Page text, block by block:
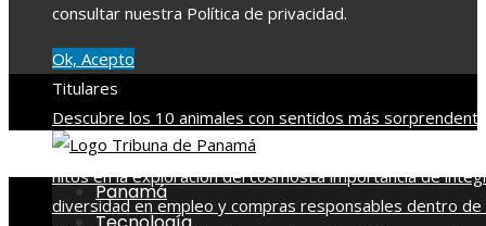
consultar nuestra Política de privacidad.
Ok, Acepto
Titulares
Descubre los 10 animales con sentidos más
agudos del planetaLas 15 misiones espaciales que
hitos en la exploración del cosmosLa importancia de
diversidad en empleo y compras responsables dentro de
Panamá